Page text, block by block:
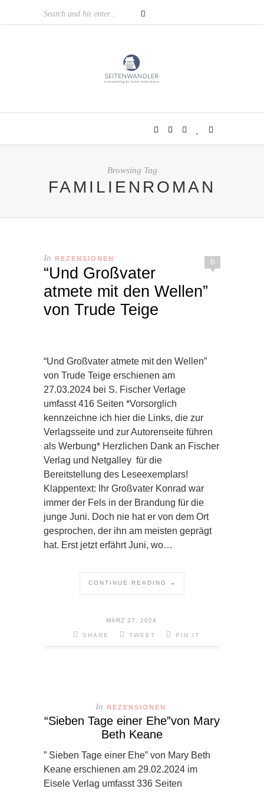
Browsing Tag
FAMILIENROMAN
0
In REZENSIONEN
“Und Großvater
atmete mit den Wellen”
von Trude Teige
“Und Großvater atmete mit den Wellen”
von Trude Teige erschienen am
27.03.2024 bei S. Fischer Verlage
umfasst 416 Seiten *Vorsorglich
kennzeichne ich hier die Links, die zur
Verlagsseite und zur Autorenseite führen
als Werbung* Herzlichen Dank an Fischer
Verlag und Netgalley für die
Bereitstellung des Leseexemplars!
Klappentext: Ihr Großvater Konrad war
immer der Fels in der Brandung für die
junge Juni. Doch nie hat er von dem Ort
gesprochen, der ihn am meisten geprägt
hat. Erst jetzt erfährt Juni, wo…
CONTINUE READING →
MÄRZ 27, 2024
SHARE TWEET PIN IT
In REZENSIONEN
“Sieben Tage einer Ehe”von Mary
Beth Keane
” Sieben Tage einer Ehe” von Mary Beth
Keane erschienen am 29.02.2024 im
Eisele Verlag umfasst 336 Seiten